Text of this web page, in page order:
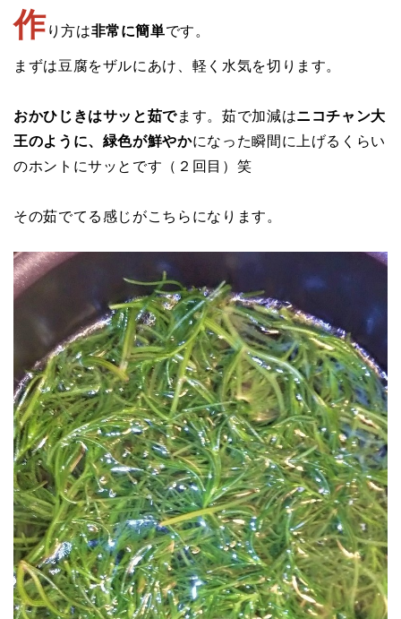
作り方は非常に簡単です。
まずは豆腐をザルにあけ、軽く水気を切ります。
おかひじきはサッと茹でます。茹で加減はニコチャン大
王のように、緑色が鮮やかになった瞬間に上げるくらい
のホントにサッとです（２回目）笑
その茹でてる感じがこちらになります。